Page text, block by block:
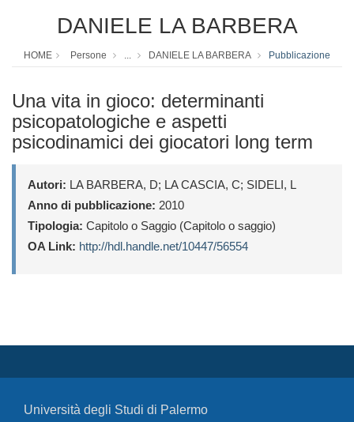
DANIELE LA BARBERA
HOME Persone ... DANIELE LA BARBERA Pubblicazione
Una vita in gioco: determinanti
psicopatologiche e aspetti
psicodinamici dei giocatori long term
Autori: LA BARBERA, D; LA CASCIA, C; SIDELI, L
Anno di pubblicazione: 2010
Tipologia: Capitolo o Saggio (Capitolo o saggio)
OA Link: http://hdl.handle.net/10447/56554
Università degli Studi di Palermo